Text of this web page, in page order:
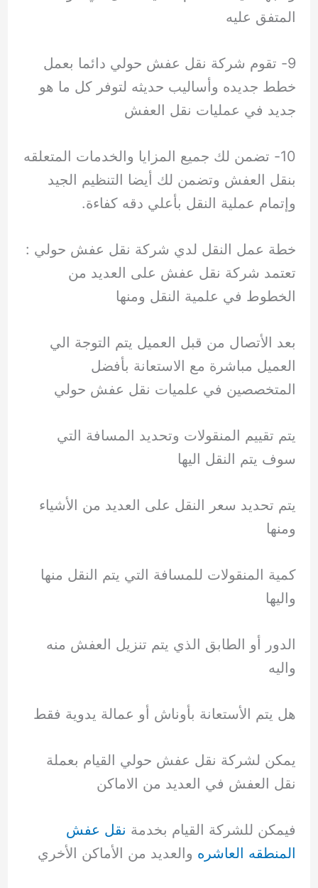
المتفق عليه
9- تقوم شركة نقل عفش حولي دائما بعمل
خطط جديده وأساليب حديثه لتوفر كل ما هو
جديد في عمليات نقل العفش
10- تضمن لك جميع المزايا والخدمات المتعلقه
بنقل العفش وتضمن لك أيضا التنظيم الجيد
وإتمام عملية النقل بأعلي دقه كفاءة.
خطة عمل النقل لدي شركة نقل عفش حولي :
تعتمد شركة نقل عفش على العديد من
الخطوط في علمية النقل ومنها
بعد الأتصال من قبل العميل يتم التوجة الي
العميل مباشرة مع الاستعانة بأفضل
المتخصصين في علميات نقل عفش حولي
يتم تقييم المنقولات وتحديد المسافة التي
سوف يتم النقل اليها
يتم تحديد سعر النقل على العديد من الأشياء
ومنها
كمية المنقولات للمسافة التي يتم النقل منها
واليها
الدور أو الطابق الذي يتم تنزيل العفش منه
واليه
هل يتم الأستعانة بأوناش أو عمالة يدوية فقط
يمكن لشركة نقل عفش حولي القيام بعملة
نقل العفش في العديد من الاماكن
فيمكن للشركة القيام بخدمة نقل عفش
المنطقه العاشره والعديد من الأماكن الأخري